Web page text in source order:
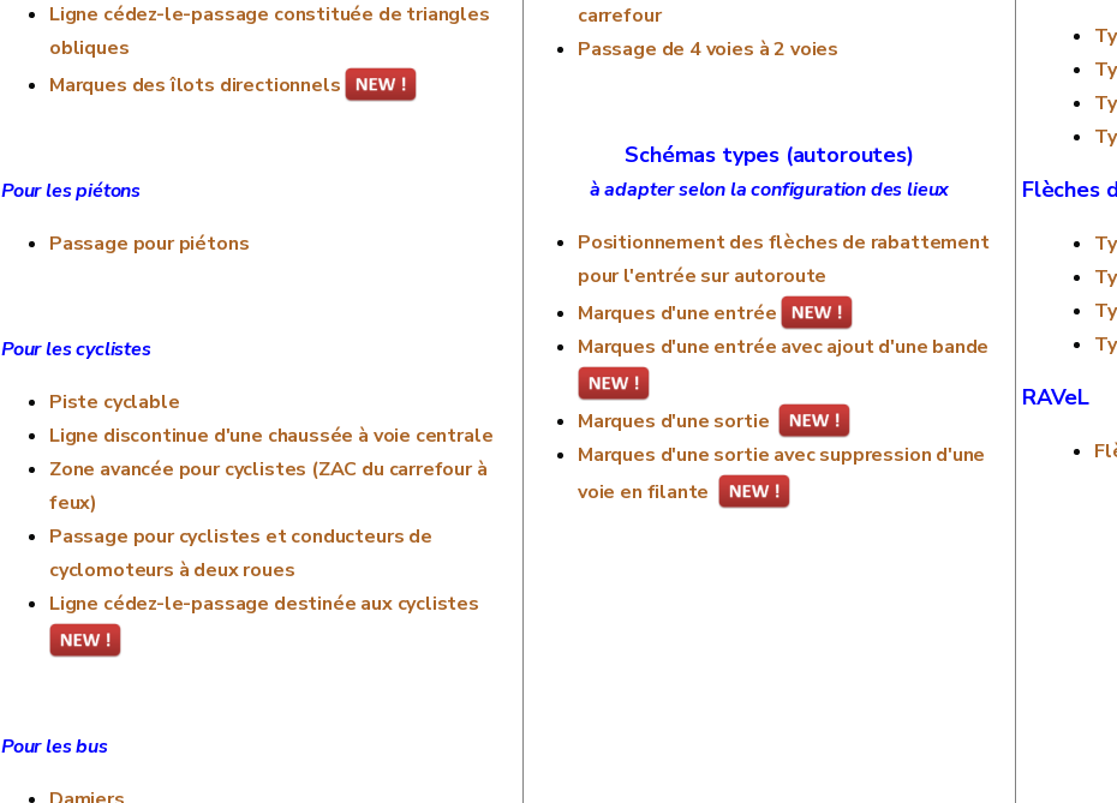
Ligne cédez-le-passage constituée de triangles
obliques
Marques des îlots directionnels
Pour les piétons
Passage pour piétons
Pour les cyclistes
Piste cyclable
Ligne discontinue d'une chaussée à voie centrale
Zone avancée pour cyclistes (ZAC du carrefour à
feux)
Passage pour cyclistes et conducteurs de
cyclomoteurs à deux roues
Ligne cédez-le-passage destinée aux cyclistes
Pour les bus
carrefour
Passage de 4 voies à 2 voies
Schémas types (autoroutes)
à adapter selon la configuration des lieux
Positionnement des flèches de rabattement
pour l'entrée sur autoroute
Marques d'une entrée
Marques d'une entrée avec ajout d'une bande
Marques d'une sortie
Marques d'une sortie avec suppression d'une
voie en filante
Flèches
RAVeL